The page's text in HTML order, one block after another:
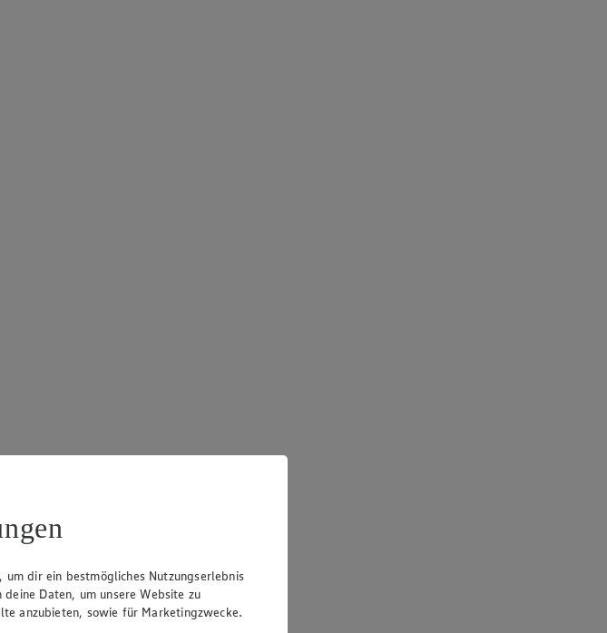
um dir ein bestmögliches Nutzungserlebnis
Daten, um unsere Website zu
anzubieten, sowie für Marketingzwecke.